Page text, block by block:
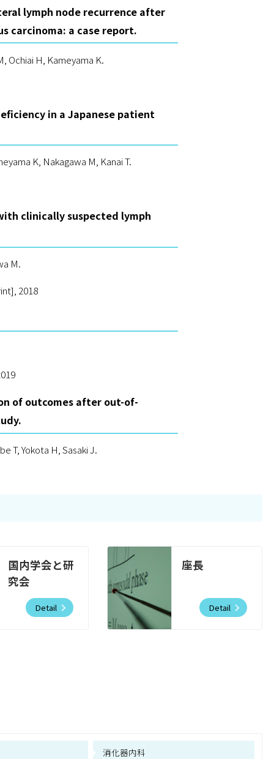
lymph node recurrence after
carcinoma: a case report.
Ochiai H, Kameyama K.
in a Japanese patient
K, Nakagawa M, Kanai T.
clinically suspected lymph
M.
2018
of outcomes after out-of-
T, Yokota H, Sasaki J.
国内学会と研
究会
Detail
座長
Detail
消化器内科